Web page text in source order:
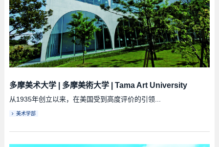
多摩美术大学| 多摩美術大学| Tama Art University
从1935年创立以来，在美国受到高度评价的引领...
美术学部